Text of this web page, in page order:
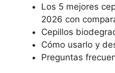
Los 5 mejores
2026 con
Cepillos
Cómo usarlo y
Preguntas